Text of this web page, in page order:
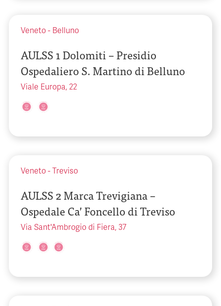
Veneto - Belluno
AULSS 1 Dolomiti – Presidio
Ospedaliero S. Martino di Belluno
Viale Europa, 22
Veneto - Treviso
AULSS 2 Marca Trevigiana –
Ospedale Ca’ Foncello di Treviso
Via Sant'Ambrogio di Fiera, 37